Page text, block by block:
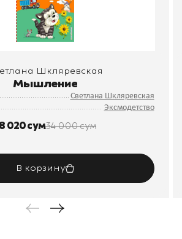
Шкляревская
Мышление
Светлана Шкляревская
Эксмодетство
020 сум34 000 сум
В корзину